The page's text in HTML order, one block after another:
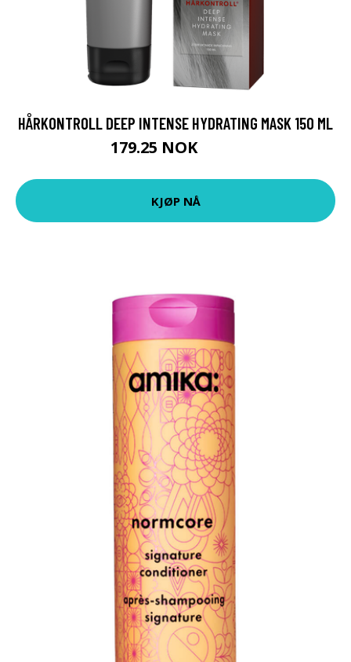
HÅRKONTROLL DEEP INTENSE HYDRATING MASK 150 ML
179.25 NOK
KJØP NÅ